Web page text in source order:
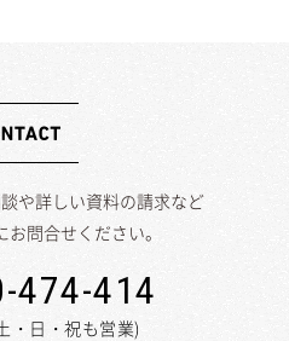
や詳しい資料の請求など
問合せください。
474-414
・日・祝も営業)